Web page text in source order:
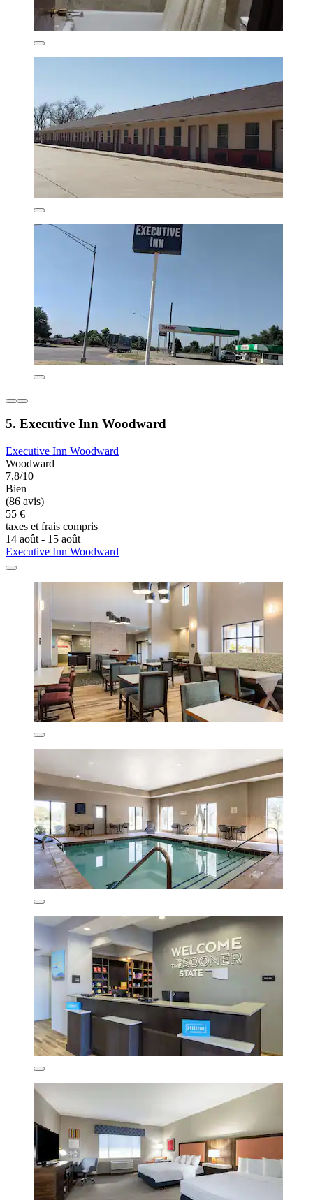
5. Executive Inn Woodward
Executive Inn Woodward
Woodward
7,8/10
Bien
(86 avis)
55 €
taxes et frais compris
14 août - 15 août
Executive Inn Woodward